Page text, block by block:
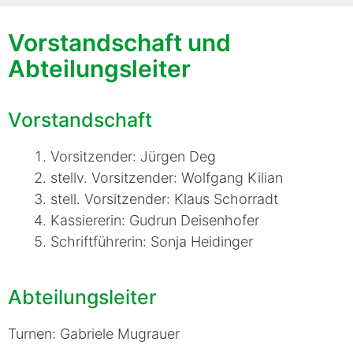
Vorstandschaft und
Abteilungsleiter
Vorstandschaft
Vorsitzender: Jürgen Deg
stellv. Vorsitzender: Wolfgang Kilian
stell. Vorsitzender: Klaus Schorradt
Kassiererin: Gudrun Deisenhofer
Schriftführerin: Sonja Heidinger
Abteilungsleiter
Turnen: Gabriele Mugrauer